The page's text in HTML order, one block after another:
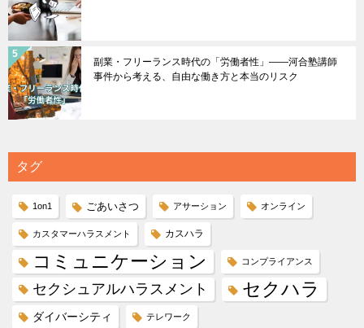
副業・フリーランス時代の「労働者性」――河合塾講師
事件から考える、自由な働き方と本当のリスク
タグ
1on1 ごあいさつ アサーション オンライン
カスタマーハラスメント カスハラ
コミュニケーション コンプライアンス
セクシュアルハラスメント セクハラ
ダイバーシティ テレワーク